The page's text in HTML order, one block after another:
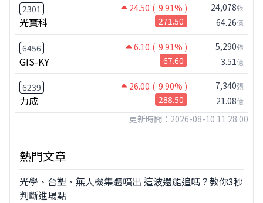
2301 24.50 ( 9.91% )
光寶科 271.50
24,078張
64.26億
6456 6.10 ( 9.91% )
GIS-KY 67.60
5,290張
3.51億
6239 26.00 ( 9.90% )
力成 288.50
7,340張
21.08億
更新時間：2026-08-10 11:28:00
熱門文章
光學、台塑、無人機集體噴出 這波還能追嗎？教你3秒
判斷進場點